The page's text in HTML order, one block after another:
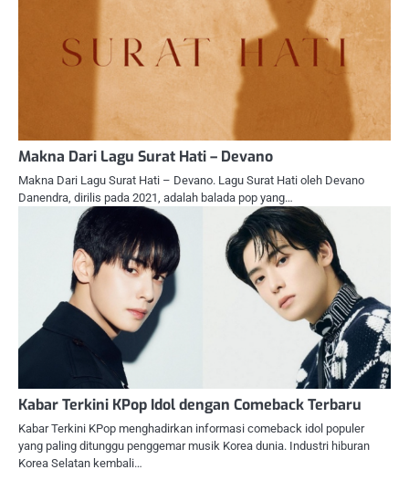
Makna Dari Lagu Surat Hati – Devano
Makna Dari Lagu Surat Hati – Devano. Lagu Surat Hati oleh Devano
Danendra, dirilis pada 2021, adalah balada pop yang…
Kabar Terkini KPop Idol dengan Comeback Terbaru
Kabar Terkini KPop menghadirkan informasi comeback idol populer
yang paling ditunggu penggemar musik Korea dunia. Industri hiburan
Korea Selatan kembali…